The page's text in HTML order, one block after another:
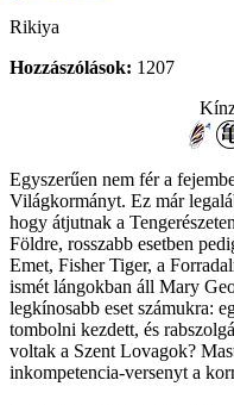
Rikiya
Hozzászólások: 1207
Egyszerűen nem fér a
Világkormányt. Ez már
hogy átjutnak a
Földre, rosszabb esetben
Emet, Fisher Tiger, a
ismét lángokban áll Mary
legkínosabb eset számukra:
tombolni kezdett, és
voltak a Szent Lovagok?
inkompetencia-versenyt a